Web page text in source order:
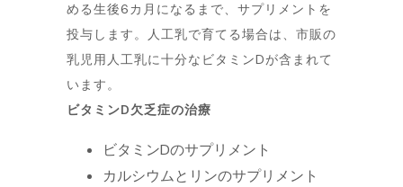
める生後6カ月になるまで、サプリメントを
投与します。人工乳で育てる場合は、市販の
乳児用人工乳に十分なビタミンDが含まれて
います。
ビタミンD欠乏症の治療
ビタミンDのサプリメント
カルシウムとリンのサプリメント